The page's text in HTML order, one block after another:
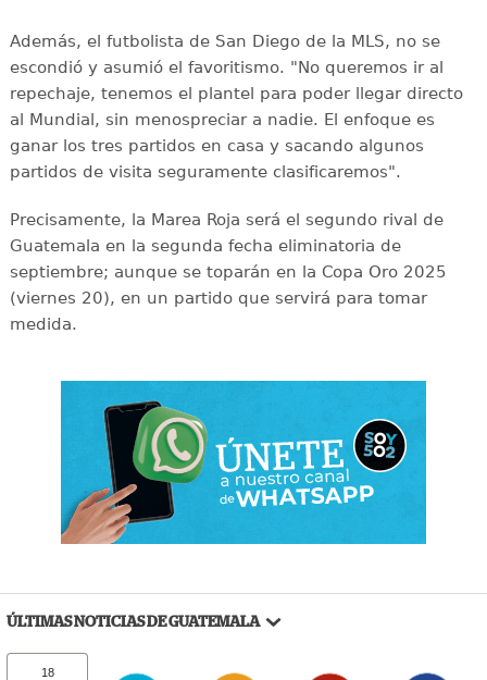
Además, el futbolista de San Diego de la MLS, no se
escondió y asumió el favoritismo. "No queremos ir al
repechaje, tenemos el plantel para poder llegar directo
al Mundial, sin menospreciar a nadie. El enfoque es
ganar los tres partidos en casa y sacando algunos
partidos de visita seguramente clasificaremos".
Precisamente, la Marea Roja será el segundo rival de
Guatemala en la segunda fecha eliminatoria de
septiembre; aunque se toparán en la Copa Oro 2025
(viernes 20), en un partido que servirá para tomar
medida.
ÚLTIMAS NOTICIAS DE GUATEMALA
18